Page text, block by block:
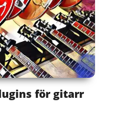
för gitarr